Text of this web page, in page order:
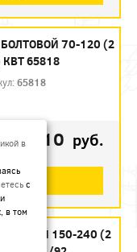
70-120 (2
65818
65818
510 руб.
150-240 (2
в
с
в том